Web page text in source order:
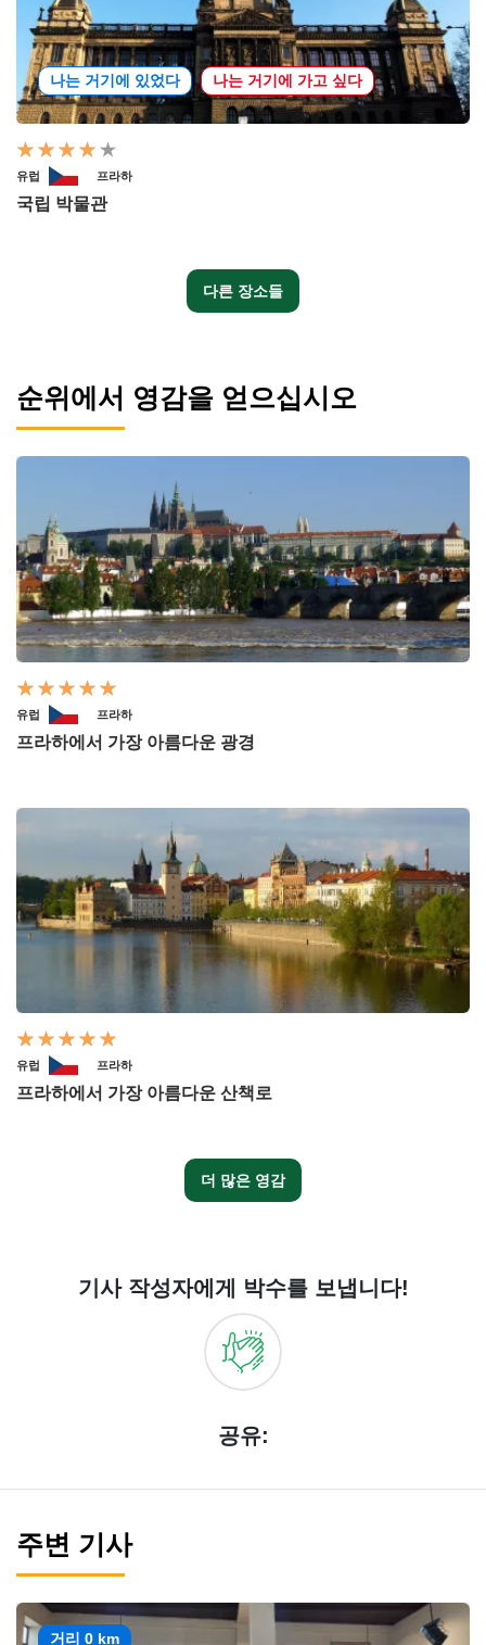
나는 거기에 있었다 나는 거기에 가고 싶다
유럽 프라하
국립 박물관
다른 장소들
순위에서 영감을 얻으십시오
유럽 프라하
프라하에서 가장 아름다운 광경
유럽 프라하
프라하에서 가장 아름다운 산책로
더 많은 영감
기사 작성자에게 박수를 보냅니다!
공유:
주변 기사
거리 0 km